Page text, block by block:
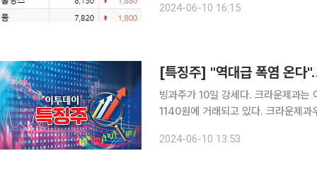
섬들을 연결하는 초고압직류송전
2024-06-10 16:15
[특징주] "역대급 폭염 온다
빙과주가 10일 강세다. 크라운제과는 이날 오후 1시43분 기준 전 거래일 대비 29.99% 오른 1만
1140원에 거래되고 있다. 크라운제
27.64% 오른 11만5000원, 롯데웰
2024-06-10 13:53